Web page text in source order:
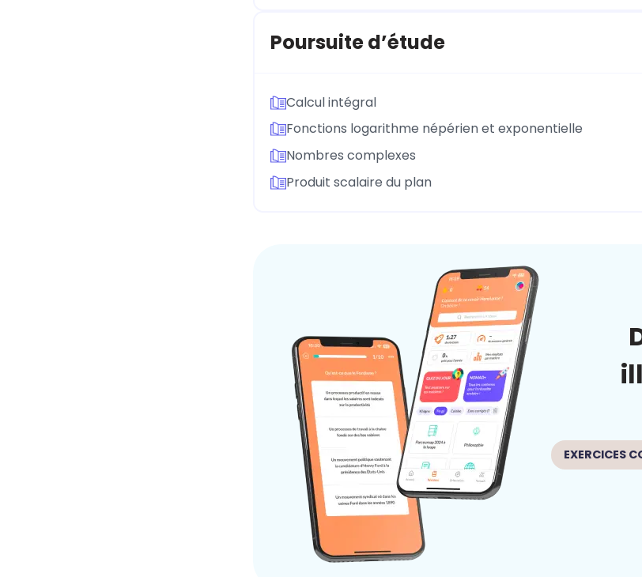
Poursuite d’étude
Calcul intégral
Fonctions logarithme népérien et exponentielle
Nombres complexes
Produit scalaire du plan
EXERCICES